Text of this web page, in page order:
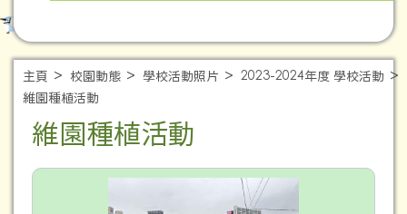
主頁 校園動態 學校活動照片
2023-2024年度 學校活動
維園種植活動
維園種植活動